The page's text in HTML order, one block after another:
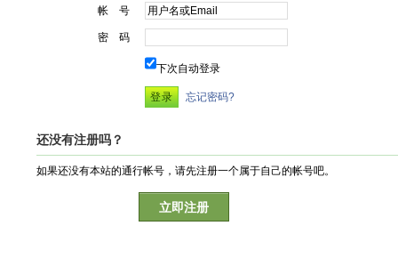
帐 号
密 码
下次自动登录
忘记密码?
还没有注册吗？
如果还没有本站的通行帐号，请先注册一个属于自己的帐号吧。
立即注册